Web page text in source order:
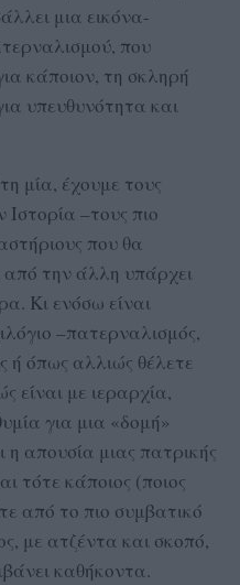
μια εικόνα-
που
κάποιον, τη σκληρή
υπευθυνότητα και
μία, έχουμε τους
–τους πιο
που θα
την άλλη υπάρχει
Κι ενόσω είναι
–πατερναλισμός,
ή όπως αλλιώς θέλετε
είναι με ιεραρχία,
για μια «δομή»
η απουσία μιας πατρικής
τότε κάποιος (ποιος
από το πιο συμβατικό
με ατζέντα και σκοπό,
καθήκοντα.